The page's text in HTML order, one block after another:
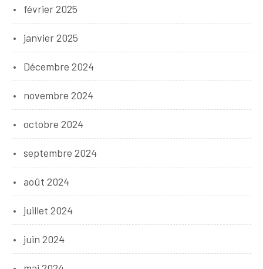
février 2025
janvier 2025
Décembre 2024
novembre 2024
octobre 2024
septembre 2024
août 2024
juillet 2024
juin 2024